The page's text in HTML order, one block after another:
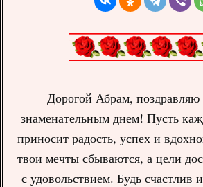
Дорогой Абрам, поздравляю
знаменательным днем! Пусть
приносит радость, успех и
твои мечты сбываются, а цели
с удовольствием. Будь счастлив